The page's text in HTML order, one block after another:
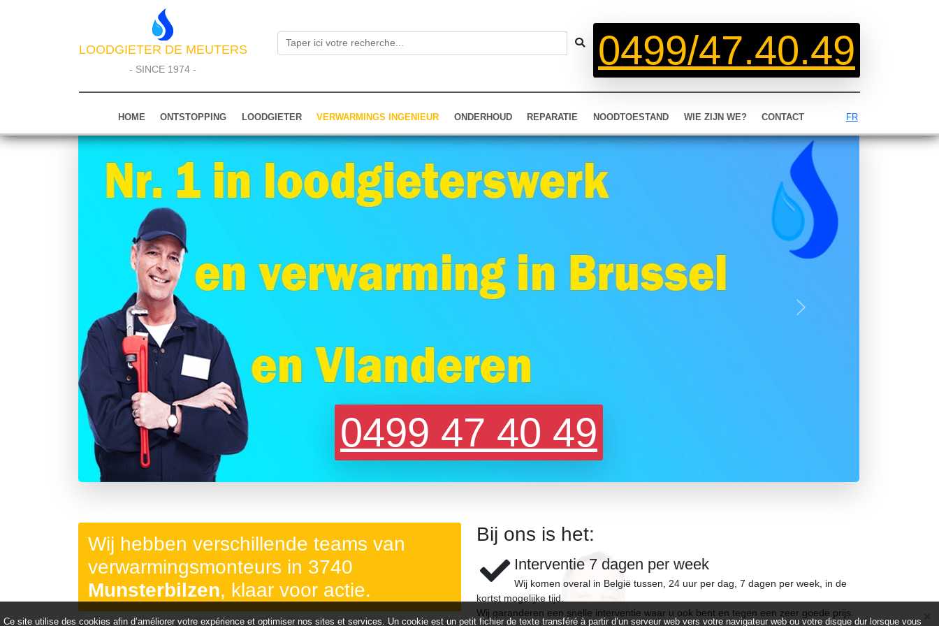
LOODGIETER DE MEUTERS
- SINCE 1974 - 0499/47.40.49
HOME ONTSTOPPING LOODGIETER VERWARMINGS INGENIEUR ONDERHOUD REPARATIE NOODTOESTAND WIE ZIJN WE? CONTACT FR
0499 47 40 49
Précédent Suivant
Wij hebben verschillende teams van
verwarmingsmonteurs in 3740
Munsterbilzen, klaar voor actie.
Bij ons is het:
Interventie 7 dagen per week
Wij komen overal in België tussen, 24 uur per dag, 7 dagen per week, in de
kortst mogelijke tijd.
Wij garanderen een snelle interventie waar u ook bent en tegen een zeer goede prijs.
Ce site utilise des cookies afin d’améliorer votre expérience et optimiser nos sites et services. Un cookie est un petit fichier de texte transféré à partir d’un serveur web vers votre navigateur web ou votre disque dur lorsque vous